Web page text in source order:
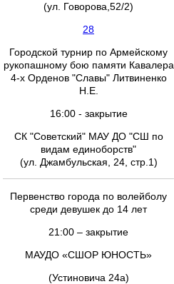
(ул. Говорова,52/2)
28
Городской турнир по Армейскому
рукопашному бою памяти Кавалера
4-х Орденов "Славы" Литвиненко
Н.Е.
16:00 - закрытие
СК "Советский" МАУ ДО "СШ по
видам единоборств"
(ул. Джамбульская, 24, стр.1)
Первенство города по волейболу
среди девушек до 14 лет
21:00 – закрытие
МАУДО «СШОР ЮНОСТЬ»
(Устиновича 24а)